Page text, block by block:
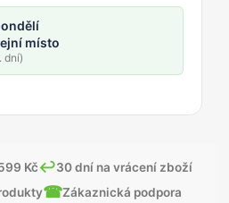
místo
dní)
Kč↩30 dní na vrácení zboží
☎Zákaznická podpora